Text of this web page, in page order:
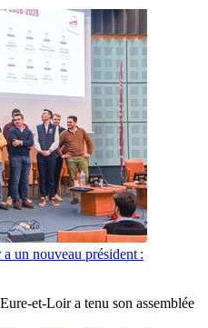
un nouveau président :
et-Loir a tenu son assemblée